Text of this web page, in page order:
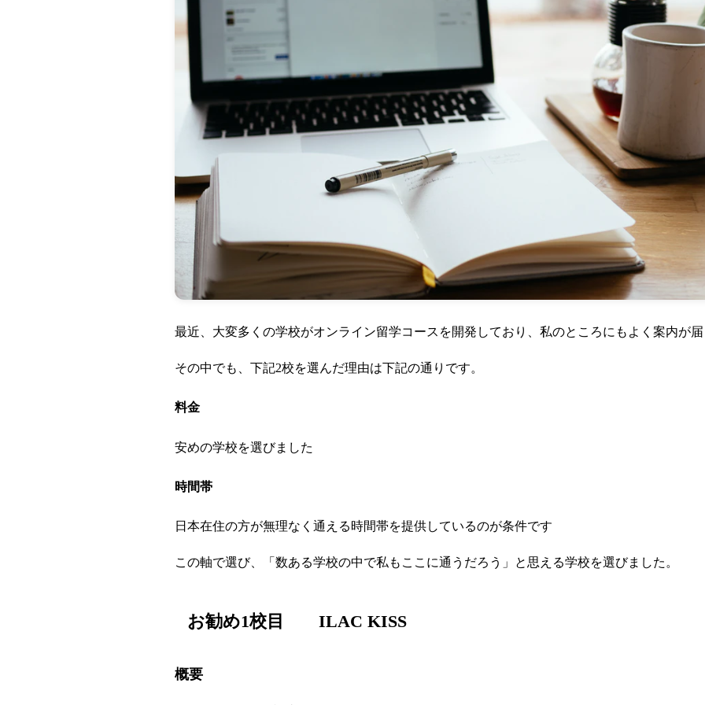
最近、大変多くの学校がオンライン留学コースを開発しており、私のところにもよく案内が
その中でも、下記2校を選んだ理由は下記の通りです。
料金
安めの学校を選びました
時間帯
日本在住の方が無理なく通える時間帯を提供しているのが条件です
この軸で選び、「数ある学校の中で私もここに通うだろう」と思える学校を選びました。
お勧め1校目 ILAC KISS
概要